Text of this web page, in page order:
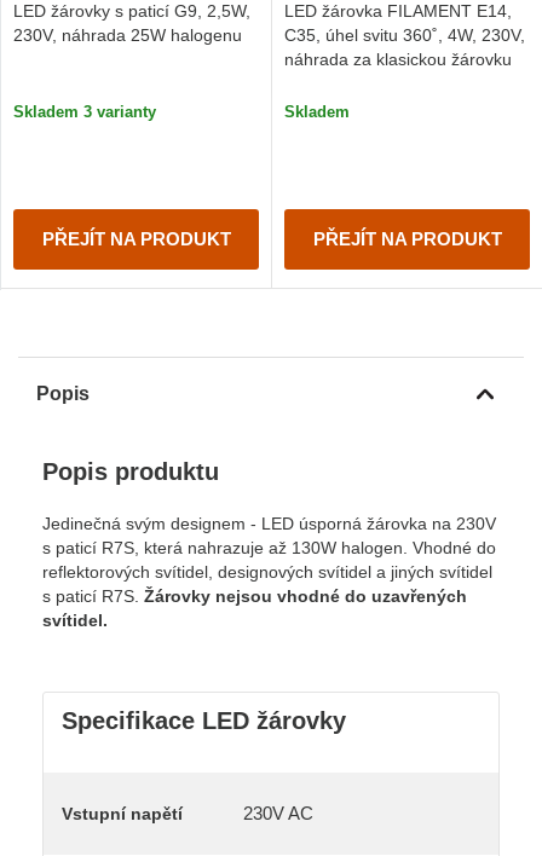
LED žárovky s paticí G9, 2,5W,
230V, náhrada 25W halogenu
Skladem 3 varianty
PŘEJÍT NA PRODUKT
LED žárovka FILAMENT E14,
C35, úhel svitu 360˚, 4W, 230V,
náhrada za klasickou žárovku
Skladem
PŘEJÍT NA PRODUKT
Popis
Popis produktu
Jedinečná svým designem - LED úsporná žárovka na 230V
s paticí R7S, která nahrazuje až 130W halogen. Vhodné do
reflektorových svítidel, designových svítidel a jiných svítidel
s paticí R7S. Žárovky nejsou vhodné do uzavřených
svítidel.
Specifikace LED žárovky
Vstupní napětí 230V AC